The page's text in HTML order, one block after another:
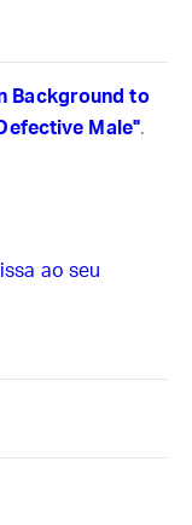
Background to
Male".
ao seu